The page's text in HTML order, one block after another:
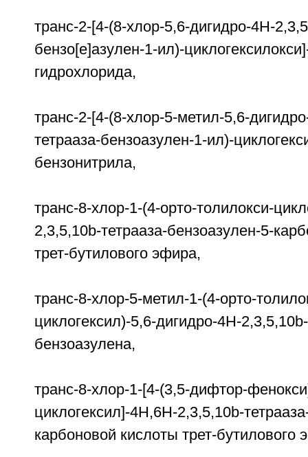
транс-2-[4-(8-хлор-5,6-дигидро-4H-
бензо[е]азулен-1-ил)-
гидрохлорида,
транс-2-[4-(8-хлор-5-метил-5,6-
тетрааза-бензоазулен-1-ил)-
бензонитрила,
транс-8-хлор-1-(4-орто-толилокси-
2,3,5,10b-тетрааза-бензоазулен-5-
трет-бутилового эфира,
транс-8-хлор-5-метил-1-(4-орто-
циклогексил)-5,6-дигидро-4Н-
бензоазулена,
транс-8-хлор-1-[4-(3,5-дифтор-
циклогексил]-4H,6H-2,3,5,10b-
карбоновой кислоты трет-бутилового